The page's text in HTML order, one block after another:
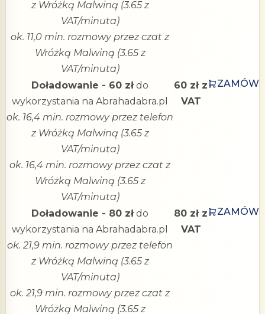
z Wróżką Malwiną (3.65 z
VAT/minuta)
ok. 11,0 min. rozmowy przez czat z
Wróżką Malwiną (3.65 z
VAT/minuta)
Doładowanie - 60 złdo
wykorzystania na Abrahadabra.pl
ok. 16,4 min. rozmowy przez telefon
z Wróżką Malwiną (3.65 z
VAT/minuta)
ok. 16,4 min. rozmowy przez czat z
Wróżką Malwiną (3.65 z
VAT/minuta)
60 zł z
VAT
ZAMÓW
Doładowanie - 80 złdo
wykorzystania na Abrahadabra.pl
ok. 21,9 min. rozmowy przez telefon
z Wróżką Malwiną (3.65 z
VAT/minuta)
ok. 21,9 min. rozmowy przez czat z
Wróżką Malwiną (3.65 z
80 zł z
VAT
ZAMÓW